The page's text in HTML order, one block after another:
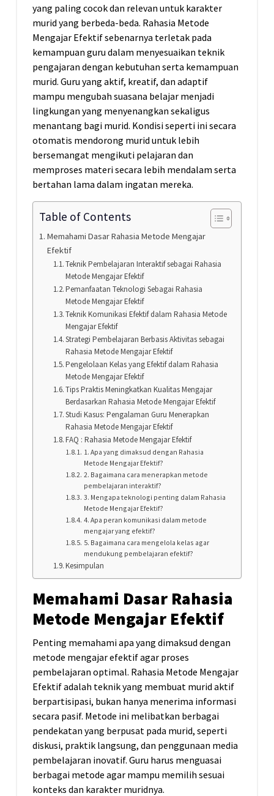
yang paling cocok dan relevan untuk karakter
murid yang berbeda-beda. Rahasia Metode
Mengajar Efektif sebenarnya terletak pada
kemampuan guru dalam menyesuaikan teknik
pengajaran dengan kebutuhan serta kemampuan
murid. Guru yang aktif, kreatif, dan adaptif
mampu mengubah suasana belajar menjadi
lingkungan yang menyenangkan sekaligus
menantang bagi murid. Kondisi seperti ini secara
otomatis mendorong murid untuk lebih
bersemangat mengikuti pelajaran dan
memproses materi secara lebih mendalam serta
bertahan lama dalam ingatan mereka.
Table of Contents
Memahami Dasar Rahasia Metode Mengajar
Efektif
Teknik Pembelajaran Interaktif sebagai Rahasia
Metode Mengajar Efektif
Pemanfaatan Teknologi Sebagai Rahasia
Metode Mengajar Efektif
Teknik Komunikasi Efektif dalam Rahasia Metode
Mengajar Efektif
Strategi Pembelajaran Berbasis Aktivitas sebagai
Rahasia Metode Mengajar Efektif
Pengelolaan Kelas yang Efektif dalam Rahasia
Metode Mengajar Efektif
Tips Praktis Meningkatkan Kualitas Mengajar
Berdasarkan Rahasia Metode Mengajar Efektif
Studi Kasus: Pengalaman Guru Menerapkan
Rahasia Metode Mengajar Efektif
FAQ : Rahasia Metode Mengajar Efektif
1. Apa yang dimaksud dengan Rahasia
Metode Mengajar Efektif?
2. Bagaimana cara menerapkan metode
pembelajaran interaktif?
3. Mengapa teknologi penting dalam Rahasia
Metode Mengajar Efektif?
4. Apa peran komunikasi dalam metode
mengajar yang efektif?
5. Bagaimana cara mengelola kelas agar
mendukung pembelajaran efektif?
Kesimpulan
Memahami Dasar Rahasia
Metode Mengajar Efektif
Penting memahami apa yang dimaksud dengan
metode mengajar efektif agar proses
pembelajaran optimal. Rahasia Metode Mengajar
Efektif adalah teknik yang membuat murid aktif
berpartisipasi, bukan hanya menerima informasi
secara pasif. Metode ini melibatkan berbagai
pendekatan yang berpusat pada murid, seperti
diskusi, praktik langsung, dan penggunaan media
pembelajaran inovatif. Guru harus menguasai
berbagai metode agar mampu memilih sesuai
konteks dan karakter muridnya.